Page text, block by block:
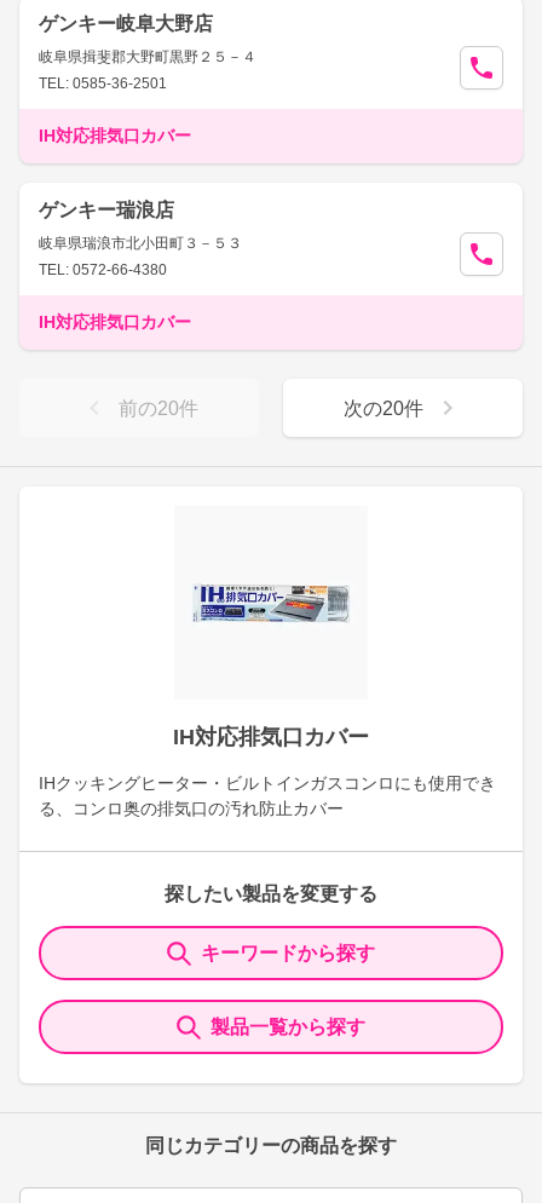
IH対応排気口カバー
IHクッキングヒーター・ビルトインガスコンロにも使用でき
る、コンロ奥の排気口の汚れ防止カバー
探したい製品を変更する
キーワードから探す
製品一覧から探す
同じカテゴリーの商品を探す
ゲンキー岐阜大野店
岐阜県揖斐郡大野町黒野２５－４
TEL: 0585-36-2501
IH対応排気口カバー
ゲンキー瑞浪店
岐阜県瑞浪市北小田町３－５３
TEL: 0572-66-4380
IH対応排気口カバー
前の20件 次の20件